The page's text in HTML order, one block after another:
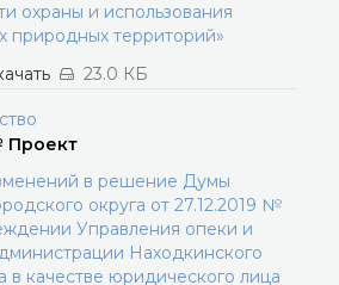
охраны и использования
природных территорий»
23.0 КБ
в решение Думы
округа от 27.12.2019 №
Управления опеки и
Находкинского
в качестве юридического лица